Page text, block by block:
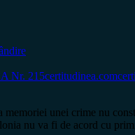
Nr. 215certitudinea.com
unei crime nu
nu va fi de acord cu